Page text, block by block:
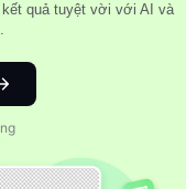
quả tuyệt vời với AI và